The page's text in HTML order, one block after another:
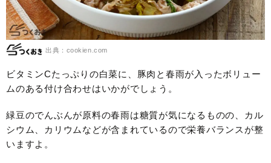
出典：cookien.com
ビタミンCたっぷりの白菜に、豚肉と春雨が入ったボリュー
ムのある付け合わせはいかがでしょう。
緑豆のでんぶんが原料の春雨は糖質が気になるものの、カル
シウム、カリウムなどが含まれているので栄養バランスが整
いますよ。